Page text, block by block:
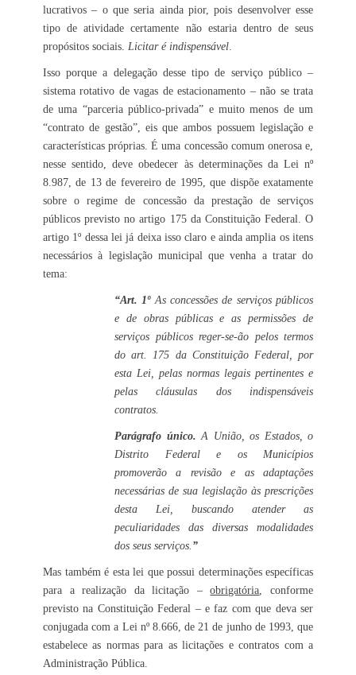
lucrativos – o que seria ainda pior, pois desenvolver esse
tipo de atividade certamente não estaria dentro de seus
propósitos sociais. Licitar é indispensável.
Isso porque a delegação desse tipo de serviço público –
sistema rotativo de vagas de estacionamento – não se trata
de uma “parceria público-privada” e muito menos de um
“contrato de gestão”, eis que ambos possuem legislação e
características próprias. É uma concessão comum onerosa e,
nesse sentido, deve obedecer às determinações da Lei nº
8.987, de 13 de fevereiro de 1995, que dispõe exatamente
sobre o regime de concessão da prestação de serviços
públicos previsto no artigo 175 da Constituição Federal. O
artigo 1º dessa lei já deixa isso claro e ainda amplia os itens
necessários à legislação municipal que venha a tratar do
tema:
“Art. 1ºAs concessões de serviços públicos
e de obras públicas e as permissões de
serviços públicos reger-se-ão pelos termos
do art. 175 da Constituição Federal, por
esta Lei, pelas normas legais pertinentes e
pelas cláusulas dos indispensáveis
contratos.
Parágrafo único. A União, os Estados, o
Distrito Federal e os Municípios
promoverão a revisão e as adaptações
necessárias de sua legislação às prescrições
desta Lei, buscando atender as
peculiaridades das diversas modalidades
dos seus serviços. ”
Mas também é esta lei que possui determinações específicas
para a realização da licitação –obrigatória, conforme
previsto na Constituição Federal – e faz com que deva ser
conjugada com a Lei nº 8.666, de 21 de junho de 1993, que
estabelece as normas para as licitações e contratos com a
Administração Pública.